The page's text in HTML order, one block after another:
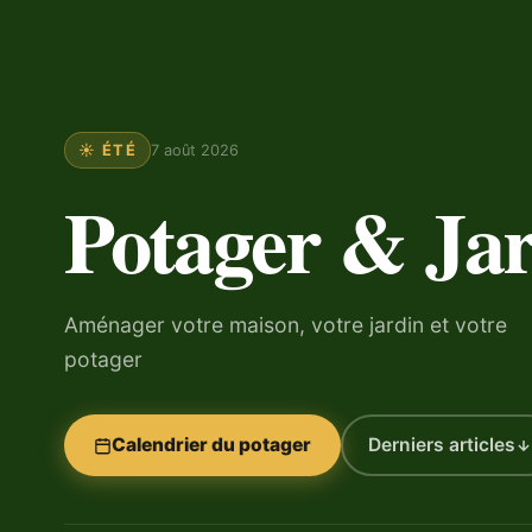
☀️ ÉTÉ 7 août 2026
Potager &
Aménager votre maison, votre jardin et votre
potager
Calendrier du potager Derniers articles